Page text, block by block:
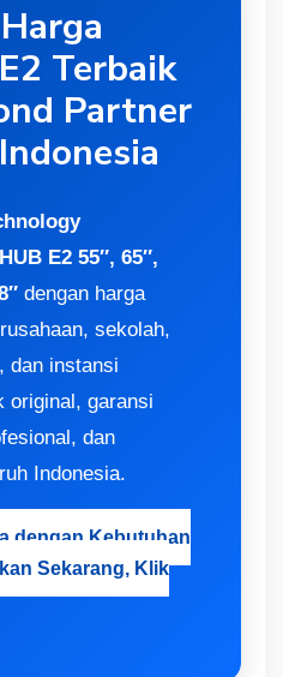
Terbaik
Partner
E2 55″, 65″,
dengan harga
sekolah,
dan instansi
original, garansi
dan
Indonesia.
dengan Kebutuhan
Sekarang, Klik